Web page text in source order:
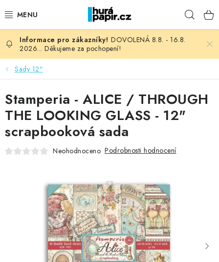
na
NOVINKY
HURÁ DÍLNA
VŠECHNO ZBOŽÍ
KNIHAŘSKÝ MATERIÁL
FOTORECENZE
MOJE OBJEDNÁVKA
DOVOLENÁ 8.8. - 16.8.
2026... Děkujeme za pochopení!
Sady 12"
Stamperia - ALICE / THROUGH
THE LOOKING GLASS - 12"
scrapbooková sada
Neohodnoceno Podrobnosti hodnocení